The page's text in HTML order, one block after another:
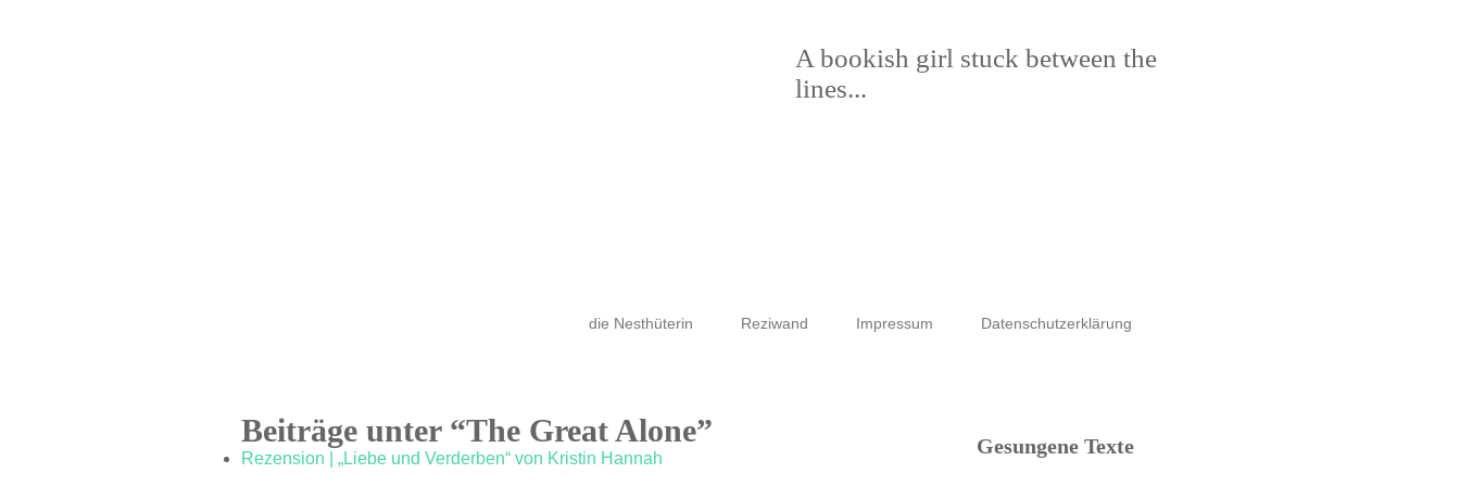
A bookish girl stuck between the
lines...
die Nesthüterin Reziwand Impressum Datenschutzerklärung
Beiträge unter “The Great Alone”
Rezension | „Liebe und Verderben“ von Kristin Hannah
Gesungene Texte